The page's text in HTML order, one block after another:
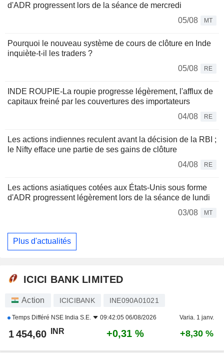
d'ADR progressent lors de la séance de mercredi
05/08
MT
Pourquoi le nouveau système de cours de clôture en Inde
inquiète-t-il les traders ?
05/08
RE
INDE ROUPIE-La roupie progresse légèrement, l'afflux de
capitaux freiné par les couvertures des importateurs
04/08
RE
Les actions indiennes reculent avant la décision de la RBI ;
le Nifty efface une partie de ses gains de clôture
04/08
RE
Les actions asiatiques cotées aux États-Unis sous forme
d'ADR progressent légèrement lors de la séance de lundi
03/08
MT
Plus d'actualités
ICICI BANK LIMITED
Action ICICIBANK INE090A01021
Temps Différé NSE India S.E. 09:42:05 06/08/2026 Varia. 1 janv.
1 454,60 INR +0,31 % +8,30 %